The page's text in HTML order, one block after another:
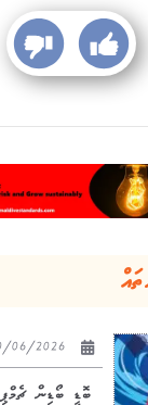
ބޮޑީ ބޯޑިން